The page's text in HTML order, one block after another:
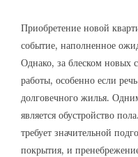
Приобретение новой
событие, наполненное
Однако, за блеском новых
работы, особенно если
долговечного жилья.
является обустройство
требует значительной
покрытия, и